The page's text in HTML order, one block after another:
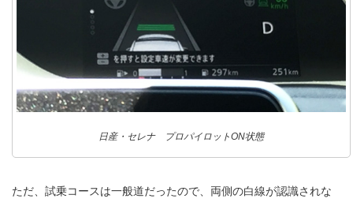
日産・セレナ プロパイロットON状態
ただ、試乗コースは一般道だったので、両側の白線が認識されな